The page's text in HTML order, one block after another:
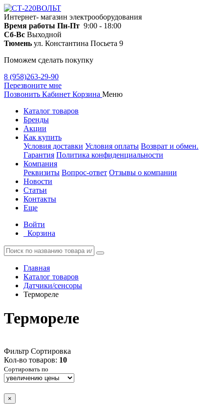
Интернет- магазин электрооборудования
Время работы Пн-Пт 9:00 - 18:00
Сб-Вс Выходной
Тюмень ул. Константина Посьета 9
Поможем сделать покупку
8 (958)263-29-90
Перезвоните мне
Позвонить Кабинет Корзина Меню
Каталог товаров
Бренды
Акции
Как купить
Условия доставки Условия оплаты Возврат и обмен.
Гарантия Политика конфиденциальности
Компания
Реквизиты Вопрос-ответ Отзывы о компании
Новости
Статьи
Контакты
Еще
Войти
Корзина
Главная
Каталог товаров
Датчики/сенсоры
Термореле
Термореле
Фильтр Сортировка
Кол-во товаров: 10
Сортировать по
×